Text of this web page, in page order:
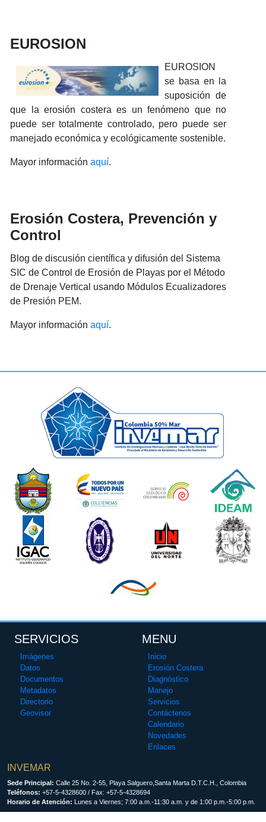
EUROSION
EUROSION
se basa en la
suposición de
que la erosión costera es un fenómeno que no
puede ser totalmente controlado, pero puede ser
manejado económica y ecológicamente sostenible.
Mayor información aquí.
Erosión Costera, Prevención y
Control
Blog de discusión científica y difusión del Sistema
SIC de Control de Erosión de Playas por el Método
de Drenaje Vertical usando Módulos Ecualizadores
de Presión PEM.
Mayor información aquí.
SERVICIOS
Imágenes
Datos
Documentos
Metadatos
Directorio
Geovisor
MENU
Inicio
Erosión Costera
Diagnóstico
Manejo
Servicios
Contáctenos
Calendario
Novedades
Enlaces
INVEMAR
Sede Principal: Calle 25 No. 2-55, Playa Salguero,Santa Marta D.T.C.H., Colombia
Teléfonos: +57-5-4328600 / Fax: +57-5-4328694
Horario de Atención: Lunes a Viernes; 7:00 a.m.-11:30 a.m. y de 1:00 p.m.-5:00 p.m.